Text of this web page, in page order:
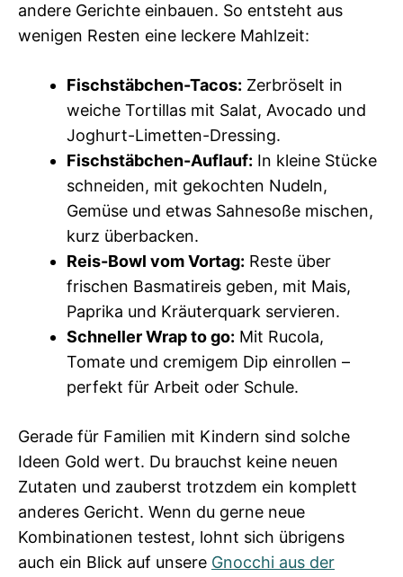
andere Gerichte einbauen. So entsteht aus
wenigen Resten eine leckere Mahlzeit:
Fischstäbchen-Tacos: Zerbröselt in
weiche Tortillas mit Salat, Avocado und
Joghurt-Limetten-Dressing.
Fischstäbchen-Auflauf: In kleine Stücke
schneiden, mit gekochten Nudeln,
Gemüse und etwas Sahnesoße mischen,
kurz überbacken.
Reis-Bowl vom Vortag: Reste über
frischen Basmatireis geben, mit Mais,
Paprika und Kräuterquark servieren.
Schneller Wrap to go: Mit Rucola,
Tomate und cremigem Dip einrollen –
perfekt für Arbeit oder Schule.
Gerade für Familien mit Kindern sind solche
Ideen Gold wert. Du brauchst keine neuen
Zutaten und zauberst trotzdem ein komplett
anderes Gericht. Wenn du gerne neue
Kombinationen testest, lohnt sich übrigens
auch ein Blick auf unsere Gnocchi aus der